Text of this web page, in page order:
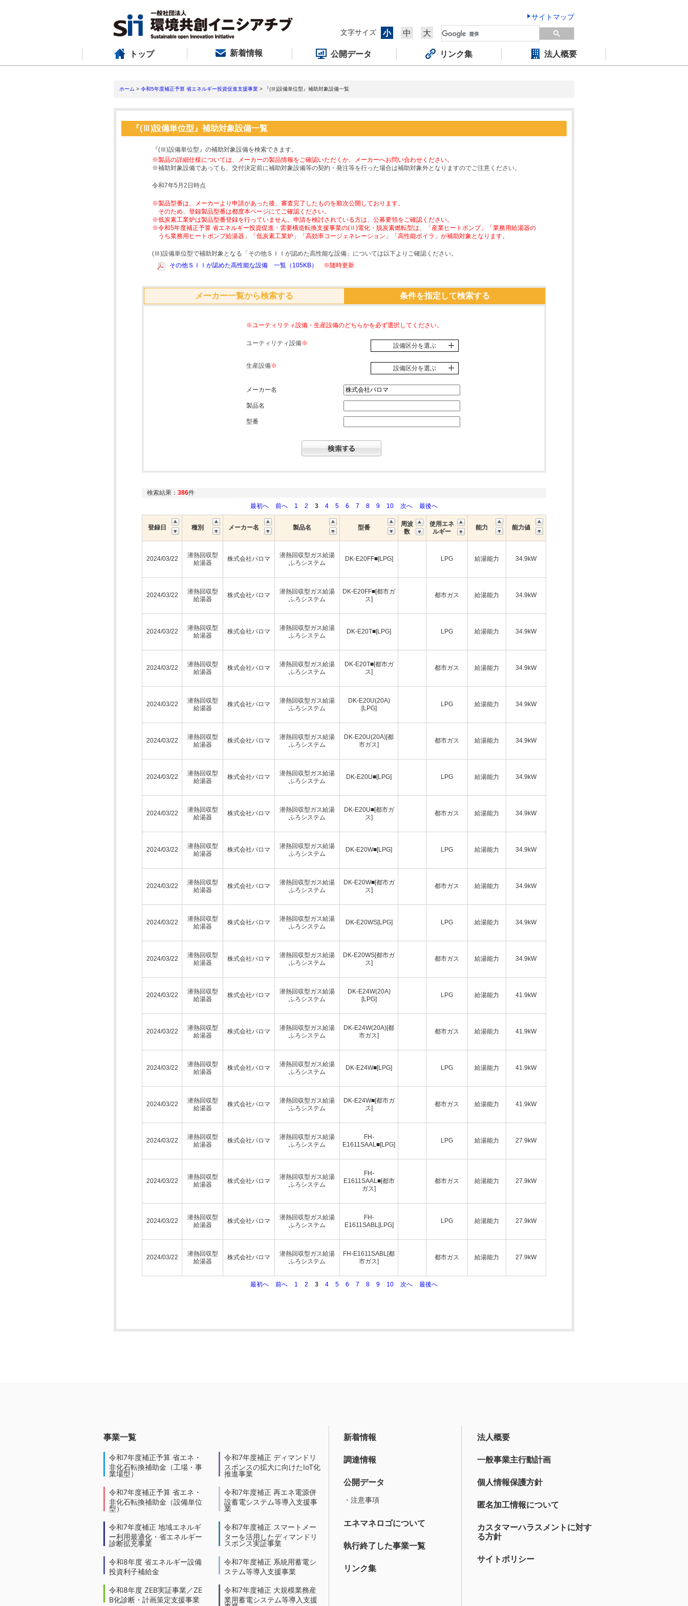
サイトマップ
文字サイズ
小 中 大
トップ 新着情報 公開データ リンク集 法人概要
ホーム > 令和5年度補正予算 省エネルギー投資促進支援事業 > 『(Ⅲ)設備単位型』補助対象設備一覧
『(Ⅲ)設備単位型』補助対象設備一覧
『(Ⅲ)設備単位型』の補助対象設備を検索できます。
※製品の詳細仕様については、メーカーの製品情報をご確認いただくか、メーカーへお問い合わせください。
※補助対象設備であっても、交付決定前に補助対象設備等の契約・発注等を行った場合は補助対象外となりますのでご注意ください。
令和7年5月2日時点
※製品型番は、メーカーより申請があった後、審査完了したものを順次公開しております。
そのため、登録製品型番は都度本ページにてご確認ください。
※低炭素工業炉は製品型番登録を行っていません。申請を検討されている方は、公募要領をご確認ください。
※令和5年度補正予算 省エネルギー投資促進・需要構造転換支援事業の(Ⅱ)電化・脱炭素燃転型は、「産業ヒートポンプ」「業務用給湯器の
うち業務用ヒートポンプ給湯器」「低炭素工業炉」「高効率コージェネレーション」「高性能ボイラ」が補助対象となります。
(Ⅲ)設備単位型で補助対象となる「その他ＳＩＩが認めた高性能な設備」については以下よりご確認ください。
その他ＳＩＩが認めた高性能な設備 一覧（105KB）
※随時更新
メーカー一覧から検索する 条件を指定して検索する
※ユーティリティ設備・生産設備のどちらかを必ず選択してください。
ユーティリティ設備※ 設備区分を選ぶ
生産設備※ 設備区分を選ぶ
メーカー名
製品名
型番
検索結果： 386件
最初へ
前へ 1 2 3 4 5 6 7 8 9 10 次へ 最後へ
登録日 種別 メーカー名 製品名 型番
周波
数
使用エネ
ルギー
能力 能力値
2024/03/22
潜熱回収型
給湯器
株式会社パロマ
潜熱回収型ガス給湯
ふろシステム
DK-E20FF■[LPG] LPG 給湯能力 34.9kW
2024/03/22
潜熱回収型
給湯器
株式会社パロマ
潜熱回収型ガス給湯
ふろシステム
DK-E20FF■[都市ガ
ス]
都市ガス 給湯能力 34.9kW
2024/03/22
潜熱回収型
給湯器
株式会社パロマ
潜熱回収型ガス給湯
ふろシステム
DK-E20T■[LPG] LPG 給湯能力 34.9kW
2024/03/22
潜熱回収型
給湯器
株式会社パロマ
潜熱回収型ガス給湯
ふろシステム
DK-E20T■[都市ガ
ス]
都市ガス 給湯能力 34.9kW
2024/03/22
潜熱回収型
給湯器
株式会社パロマ
潜熱回収型ガス給湯
ふろシステム
DK-E20U(20A)
[LPG]
LPG 給湯能力 34.9kW
2024/03/22
潜熱回収型
給湯器
株式会社パロマ
潜熱回収型ガス給湯
ふろシステム
DK-E20U(20A)[都
市ガス]
都市ガス 給湯能力 34.9kW
2024/03/22
潜熱回収型
給湯器
株式会社パロマ
潜熱回収型ガス給湯
ふろシステム
DK-E20U■[LPG] LPG 給湯能力 34.9kW
2024/03/22
潜熱回収型
給湯器
株式会社パロマ
潜熱回収型ガス給湯
ふろシステム
DK-E20U■[都市ガ
ス]
都市ガス 給湯能力 34.9kW
2024/03/22
潜熱回収型
給湯器
株式会社パロマ
潜熱回収型ガス給湯
ふろシステム
DK-E20W■[LPG] LPG 給湯能力 34.9kW
2024/03/22
潜熱回収型
給湯器
株式会社パロマ
潜熱回収型ガス給湯
ふろシステム
DK-E20W■[都市ガ
ス]
都市ガス 給湯能力 34.9kW
2024/03/22
潜熱回収型
給湯器
株式会社パロマ
潜熱回収型ガス給湯
ふろシステム
DK-E20WS[LPG] LPG 給湯能力 34.9kW
2024/03/22
潜熱回収型
給湯器
株式会社パロマ
潜熱回収型ガス給湯
ふろシステム
DK-E20WS[都市ガ
ス]
都市ガス 給湯能力 34.9kW
2024/03/22
潜熱回収型
給湯器
株式会社パロマ
潜熱回収型ガス給湯
ふろシステム
DK-E24W(20A)
[LPG]
LPG 給湯能力 41.9kW
2024/03/22
潜熱回収型
給湯器
株式会社パロマ
潜熱回収型ガス給湯
ふろシステム
DK-E24W(20A)[都
市ガス]
都市ガス 給湯能力 41.9kW
2024/03/22
潜熱回収型
給湯器
株式会社パロマ
潜熱回収型ガス給湯
ふろシステム
DK-E24W■[LPG] LPG 給湯能力 41.9kW
2024/03/22
潜熱回収型
給湯器
株式会社パロマ
潜熱回収型ガス給湯
ふろシステム
DK-E24W■[都市ガ
ス]
都市ガス 給湯能力 41.9kW
2024/03/22
潜熱回収型
給湯器
株式会社パロマ
潜熱回収型ガス給湯
ふろシステム
FH-
E1611SAAL■[LPG]
LPG 給湯能力 27.9kW
2024/03/22
潜熱回収型
給湯器
株式会社パロマ
潜熱回収型ガス給湯
ふろシステム
FH-
E1611SAAL■[都市
ガス]
都市ガス 給湯能力 27.9kW
2024/03/22
潜熱回収型
給湯器
株式会社パロマ
潜熱回収型ガス給湯
ふろシステム
FH-
E1611SABL[LPG]
LPG 給湯能力 27.9kW
2024/03/22
潜熱回収型
給湯器
株式会社パロマ
潜熱回収型ガス給湯
ふろシステム
FH-E1611SABL[都
市ガス]
都市ガス 給湯能力 27.9kW
最初へ 前へ 1 2 3 4 5 6 7 8 9 10 次へ 最後へ
事業一覧
令和7年度補正予算 省エネ・
非化石転換補助金（工場・事
業場型）
令和7年度補正予算 省エネ・
非化石転換補助金（設備単位
型）
令和7年度補正 地域エネルギ
ー利用最適化・省エネルギー
診断拡充事業
令和8年度 省エネルギー設備
投資利子補給金
令和8年度 ZEB実証事業／ZE
B化診断・計画策定支援事業
令和7年度補正 ディマンドリ
スポンスの拡大に向けたIoT化
推進事業
令和7年度補正 再エネ電源併
設蓄電システム等導入支援事
業
令和7年度補正 スマートメー
ターを活用したディマンドリ
スポンス実証事業
令和7年度補正 系統用蓄電シ
ステム等導入支援事業
令和7年度補正 大規模業務産
業用蓄電システム等導入支援
新着情報
調達情報
公開データ
・注意事項
エネマネロゴについて
執行終了した事業一覧
リンク集
法人概要
一般事業主行動計画
個人情報保護方針
匿名加工情報について
カスタマーハラスメントに対す
る方針
サイトポリシー